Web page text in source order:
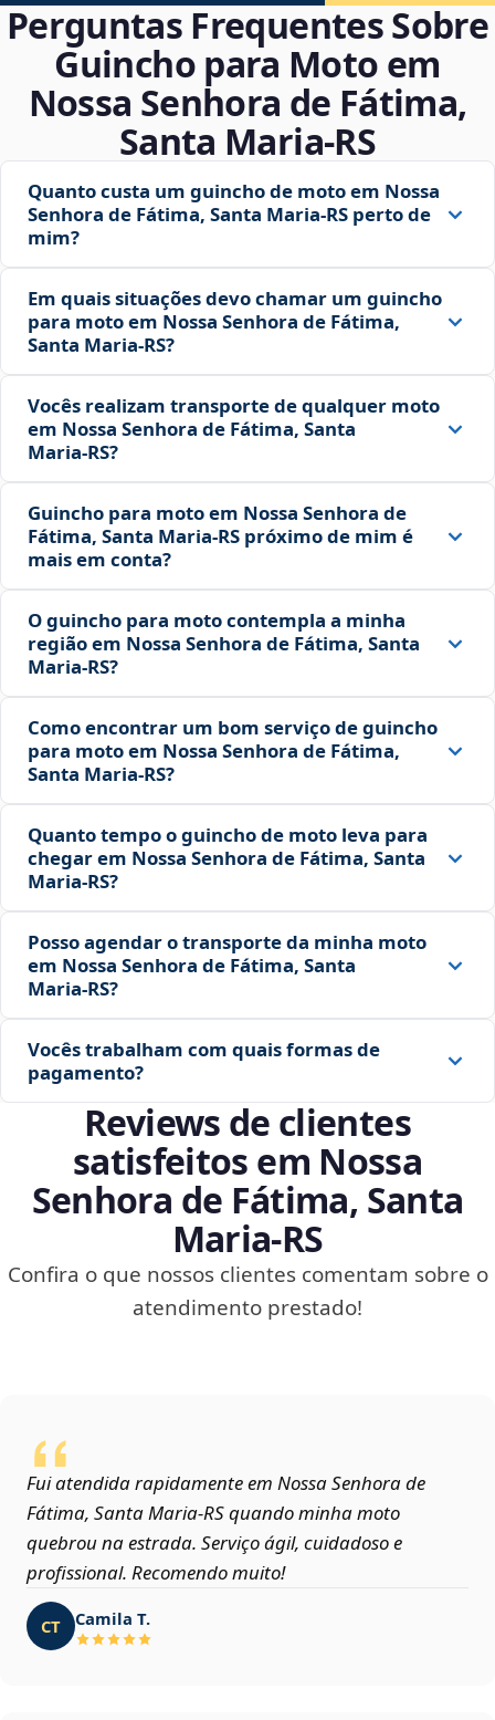
Perguntas Frequentes Sobre
Guincho para Moto em
Nossa Senhora de Fátima,
Santa Maria‑RS
Quanto custa um guincho de moto em Nossa
Senhora de Fátima, Santa Maria‑RS perto de
mim?
Em quais situações devo chamar um guincho
para moto em Nossa Senhora de Fátima,
Santa Maria‑RS?
Vocês realizam transporte de qualquer moto
em Nossa Senhora de Fátima, Santa
Maria‑RS?
Guincho para moto em Nossa Senhora de
Fátima, Santa Maria‑RS próximo de mim é
mais em conta?
O guincho para moto contempla a minha
região em Nossa Senhora de Fátima, Santa
Maria‑RS?
Como encontrar um bom serviço de guincho
para moto em Nossa Senhora de Fátima,
Santa Maria‑RS?
Quanto tempo o guincho de moto leva para
chegar em Nossa Senhora de Fátima, Santa
Maria‑RS?
Posso agendar o transporte da minha moto
em Nossa Senhora de Fátima, Santa
Maria‑RS?
Vocês trabalham com quais formas de
pagamento?
Reviews de clientes
satisfeitos em Nossa
Senhora de Fátima, Santa
Maria‑RS
Confira o que nossos clientes comentam sobre o
atendimento prestado!
Fui atendida rapidamente em Nossa Senhora de
Fátima, Santa Maria‑RS quando minha moto
quebrou na estrada. Serviço ágil, cuidadoso e
profissional. Recomendo muito!
CT Camila T.